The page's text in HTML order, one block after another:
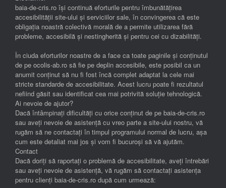
baia-de-cris.ro își continuă eforturile pentru îmbunătățirea
accesibilității site-ului și serviciilor sale, în convingerea că este
obligația noastră colectivă morală de a permite utilizarea fără
probleme, accesibilă și nestingherită și pentru cei cu dizabilități.
În ciuda eforturilor noastre de a face ca toate paginile și conținutul
de pe ocolis-ab.ro să fie pe deplin accesibile, este posibil ca un
anumit conținut să nu fi fost încă complet adaptat la cele mai
stricte standarde de accesibilitate. Acest lucru poate fi rezultatul
nefiind găsit sau identificat cea mai potrivită soluție tehnologică.
Ai nevoie de ajutor?
Dacă întâmpinați dificultăți cu orice conținut de pe baia-de-cris.ro
sau aveți nevoie de asistență cu vreo parte a site-ului nostru, vă
rugăm să ne contactați în timpul programului normal de lucru, așa
cum este detaliat mai jos și vom fi bucuroși să vă ajutăm.
Contact
Dacă doriți să raportați o problemă de accesibilitate, aveți întrebări
sau aveți nevoie de asistență, vă rugăm să contactați asistența
pentru clienți baia-de-cris.ro după cum urmează: